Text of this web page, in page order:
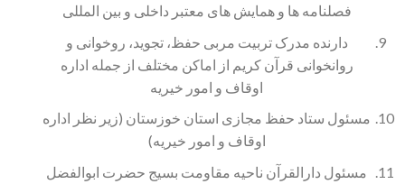
فصلنامه ها و همایش های معتبر داخلی و بین المللی
دارنده مدرک تربیت مربی حفظ، تجوید، روخوانی و
روانخوانی قرآن کریم از اماکن مختلف از جمله اداره
اوقاف و امور خیریه
مسئول ستاد حفظ مجازی استان خوزستان (زیر نظر اداره
اوقاف و امور خیریه)
مسئول دارالقرآن ناحیه مقاومت بسیج حضرت ابوالفضل